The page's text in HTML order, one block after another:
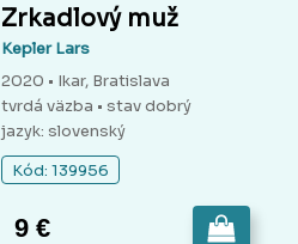
Zrkadlový muž
Kepler Lars
2020 • Ikar, Bratislava
tvrdá väzba • stav dobrý
jazyk: slovenský
Kód: 139956
9 €